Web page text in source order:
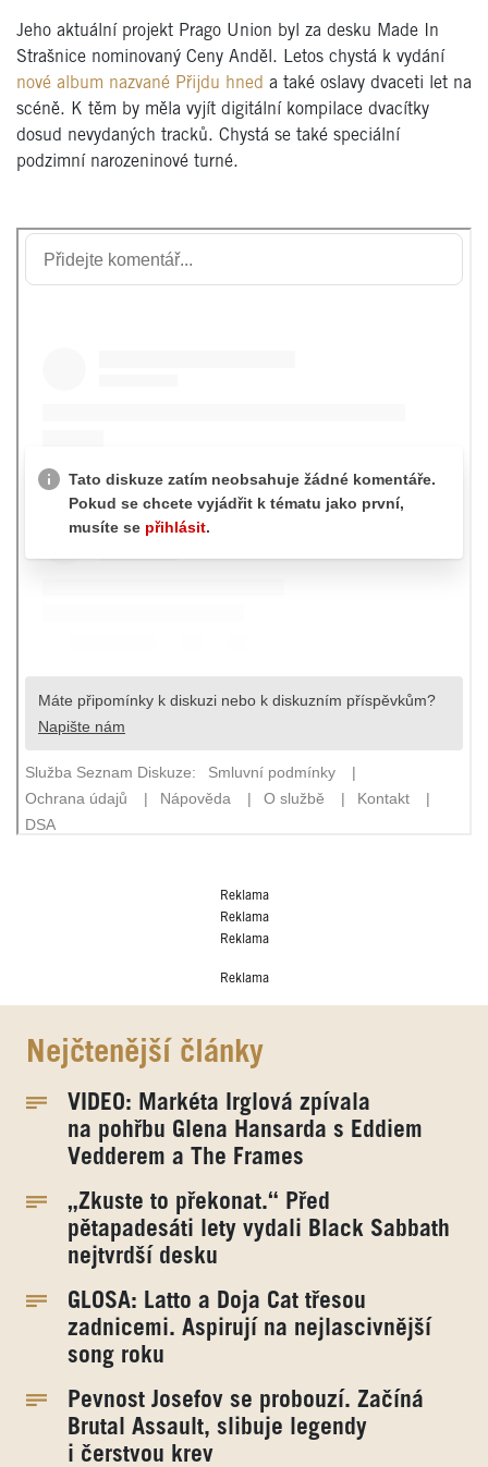
Jeho aktuální projekt Prago Union byl za desku Made In
Strašnice nominovaný Ceny Anděl. Letos chystá k vydání
nové album nazvané Přijdu hned a také oslavy dvaceti let na
scéně. K těm by měla vyjít digitální kompilace dvacítky
dosud nevydaných tracků. Chystá se také speciální
podzimní narozeninové turné.
Reklama
Reklama
Reklama
Reklama
Nejčtenější články
VIDEO: Markéta Irglová zpívala
na pohřbu Glena Hansarda s Eddiem
Vedderem a The Frames
„Zkuste to překonat.“ Před
pětapadesáti lety vydali Black Sabbath
nejtvrdší desku
GLOSA: Latto a Doja Cat třesou
zadnicemi. Aspirují na nejlascivnější
song roku
Pevnost Josefov se probouzí. Začíná
Brutal Assault, slibuje legendy
i čerstvou krev